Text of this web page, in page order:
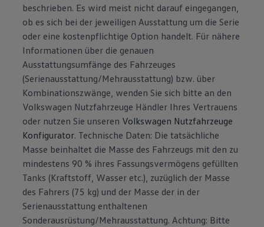
beschrieben. Es wird meist nicht darauf eingegangen,
ob es sich bei der jeweiligen Ausstattung um die Serie
oder eine kostenpflichtige Option handelt. Für nähere
Informationen über die genauen
Ausstattungsumfänge des Fahrzeuges
(Serienausstattung/Mehrausstattung) bzw. über
Kombinationszwänge, wenden Sie sich bitte an den
Volkswagen Nutzfahrzeuge Händler Ihres Vertrauens
oder nutzen Sie unseren Volkswagen Nutzfahrzeuge
Konfigurator. Technische Daten: Die tatsächliche
Masse beinhaltet die Masse des Fahrzeugs mit den zu
mindestens 90 % ihres Fassungsvermögens gefüllten
Tanks (Kraftstoff, Wasser etc.), zuzüglich der Masse
des Fahrers (75 kg) und der Masse der in der
Serienausstattung enthaltenen
Sonderausrüstung/Mehrausstattung. Achtung: Bitte